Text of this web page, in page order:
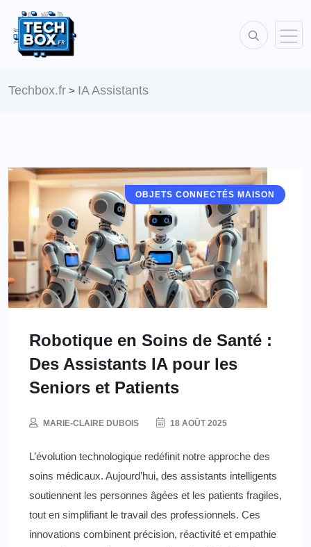
Techbox.fr > IA Assistants
OBJETS CONNECTÉS MAISON
Robotique en Soins de Santé :
Des Assistants IA pour les
Seniors et Patients
MARIE-CLAIRE DUBOIS 18 AOÛT 2025
L’évolution technologique redéfinit notre approche des
soins médicaux. Aujourd’hui, des assistants intelligents
soutiennent les personnes âgées et les patients fragiles,
tout en simplifiant le travail des professionnels. Ces
innovations combinent précision, réactivité et empathie